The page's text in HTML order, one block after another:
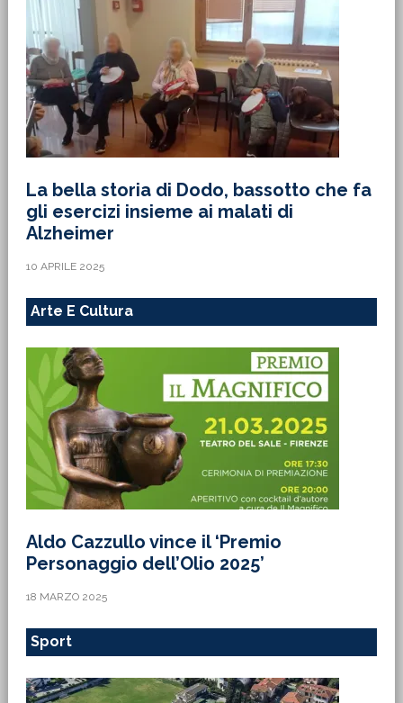
La bella storia di Dodo, bassotto che fa
gli esercizi insieme ai malati di
Alzheimer
10 APRILE 2025
Arte E Cultura
Aldo Cazzullo vince il ‘Premio
Personaggio dell’Olio 2025’
18 MARZO 2025
Sport